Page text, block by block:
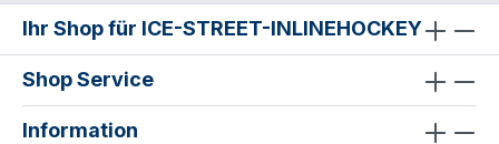
Ihr Shop für ICE-STREET-INLINEHOCKEY
Shop Service
Information